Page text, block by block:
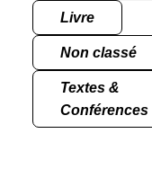
Livre
Non classé
Textes &
Conférences